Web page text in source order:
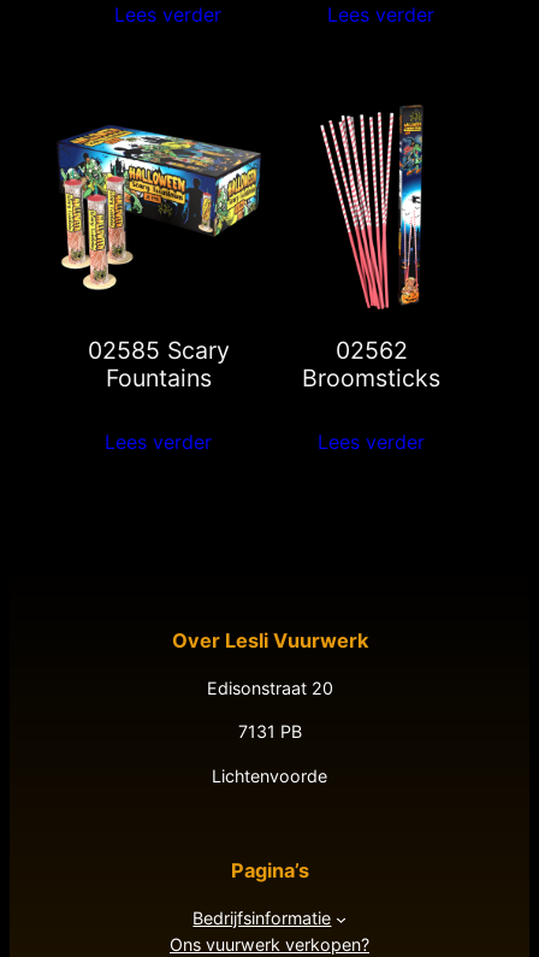
Lees verder Lees verder
02585 Scary
Fountains
Lees verder
02562
Broomsticks
Lees verder
Over Lesli Vuurwerk
Edisonstraat 20
7131 PB
Lichtenvoorde
Pagina’s
Bedrijfsinformatie
Ons vuurwerk verkopen?